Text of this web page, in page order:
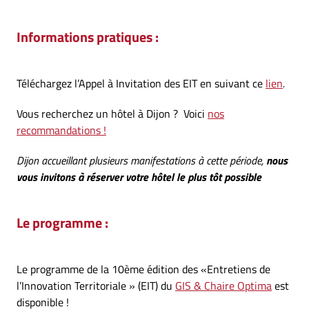
Informations pratiques :
Téléchargez l’Appel à Invitation des EIT en suivant ce lien.
Vous recherchez un hôtel à Dijon ? Voici nos
recommandations !
Dijon accueillant plusieurs manifestations à cette période, nous
vous invitons à réserver votre hôtel le plus tôt possible
Le programme :
Le programme de la 10ème édition des «Entretiens de
l’Innovation Territoriale » (EIT) du GIS & Chaire Optimaest
disponible !